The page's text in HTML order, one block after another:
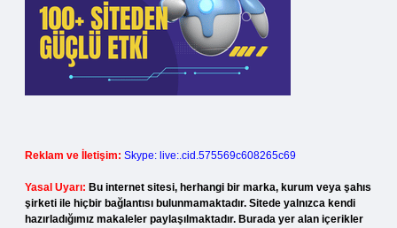
Reklam ve İletişim: Skype: live:.cid.575569c608265c69
Yasal Uyarı: Bu internet sitesi, herhangi bir marka, kurum veya şahıs
şirketi ile hiçbir bağlantısı bulunmamaktadır. Sitede yalnızca kendi
hazırladığımız makaleler paylaşılmaktadır. Burada yer alan içerikler